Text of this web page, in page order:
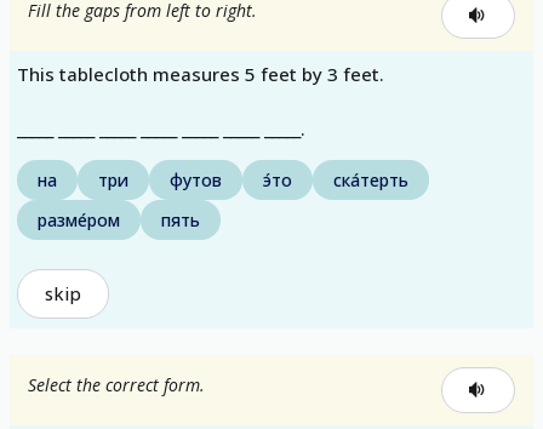
Fill the gaps from left to right.
This tablecloth measures 5 feet by 3 feet.
_____ _____ _____ _____ _____ _____ _____.
на три футов э́то
ска́терть
разме́ром
пять
skip
Select the correct form.